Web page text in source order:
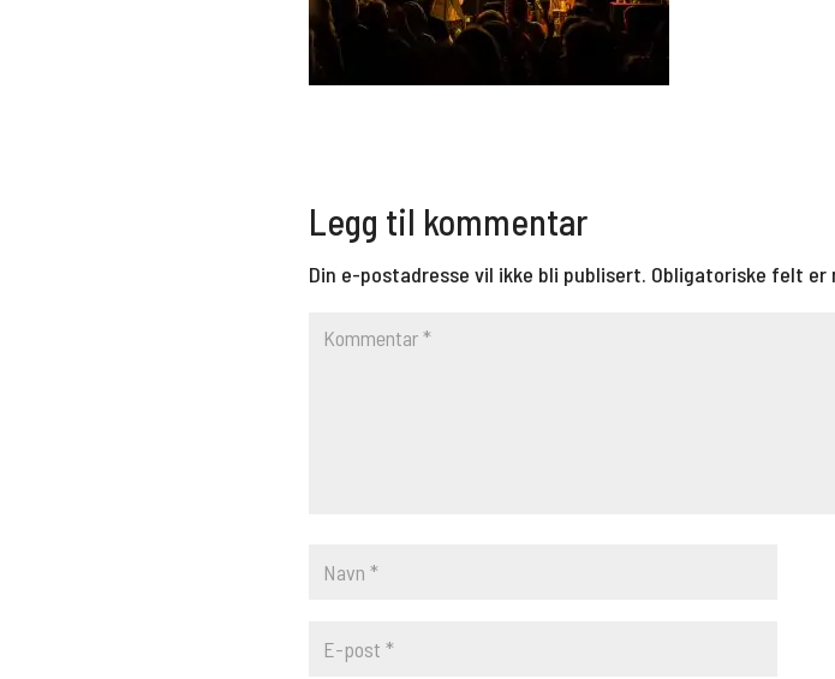
Legg til kommentar
Din e-postadresse vil ikke bli publisert. Obligatoriske felt er